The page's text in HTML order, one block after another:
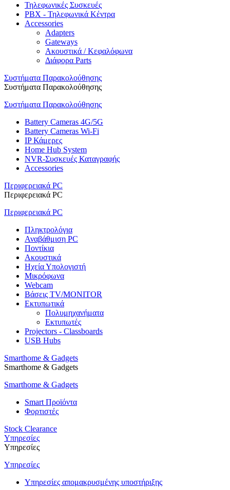
Τηλεφωνικές Συσκευές
PBX - Τηλεφωνικά Κέντρα
Accessories
Adapters
Gateways
Ακουστικά / Κεφαλόφωνα
Διάφορα Parts
Συστήματα Παρακολούθησης
Συστήματα Παρακολούθησης
Συστήματα Παρακολούθησης
Battery Cameras 4G/5G
Battery Cameras Wi-Fi
IP Κάμερες
Home Hub System
NVR-Συσκευές Καταγραφής
Accessories
Περιφερειακά PC
Περιφερειακά PC
Περιφερειακά PC
Πληκτρολόγια
Αναβάθμιση PC
Ποντίκια
Ακουστικά
Ηχεία Υπολογιστή
Μικρόφωνα
Webcam
Βάσεις TV/MONITOR
Εκτυπωτικά
Πολυμηχανήματα
Εκτυπωτές
Projectors - Classboards
USB Hubs
Smarthome & Gadgets
Smarthome & Gadgets
Smarthome & Gadgets
Smart Προϊόντα
Φορτιστές
Stock Clearance
Υπηρεσίες
Υπηρεσίες
Υπηρεσίες
Υπηρεσίες απομακρυσμένης υποστήριξης